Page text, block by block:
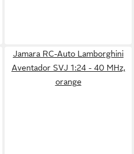
Jamara RC-Auto Lamborghini
Aventador SVJ 1:24 - 40 MHz,
orange